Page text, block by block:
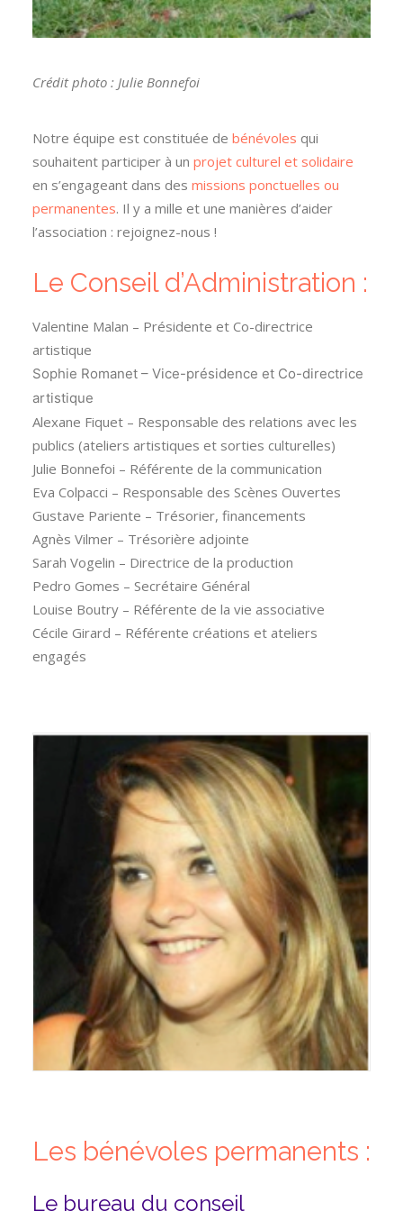
Crédit photo : Julie Bonnefoi
Notre équipe est constituée de bénévoles qui
souhaitent participer à un projet culturel et solidaire
en s’engageant dans des missions ponctuelles ou
permanentes. Il y a mille et une manières d’aider
l’association : rejoignez-nous !
Le Conseil d’Administration :
Valentine Malan – Présidente et Co-directrice
artistique
Sophie Romanet – Vice-présidence et Co-directrice
artistique
Alexane Fiquet – Responsable des relations avec les
publics (ateliers artistiques et sorties culturelles)
Julie Bonnefoi – Référente de la communication
Eva Colpacci – Responsable des Scènes Ouvertes
Gustave Pariente – Trésorier, financements
Agnès Vilmer – Trésorière adjointe
Sarah Vogelin – Directrice de la production
Pedro Gomes – Secrétaire Général
Louise Boutry – Référente de la vie associative
Cécile Girard – Référente créations et ateliers
engagés
Les bénévoles permanents :
Le bureau du conseil